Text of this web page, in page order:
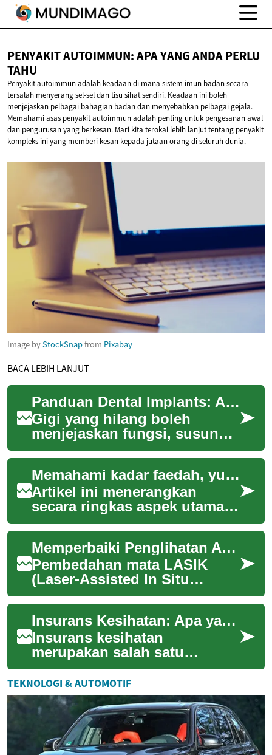
PENYAKIT AUTOIMMUN: APA YANG ANDAPERLU
TAHU
Penyakit autoimmun adalah keadaan di mana sistem imun badan secara
tersalah menyerang sel-sel dan tisu sihat sendiri. Keadaan ini boleh
menjejaskan pelbagai bahagian badan dan menyebabkan pelbagai gejala.
Memahami asas penyakit autoimmun adalah penting untuk pengesanan awal
dan pengurusan yang berkesan. Mari kita terokai lebih lanjut tentang penyakit
kompleks ini yang memberi kesan kepada jutaan orang di seluruh dunia.
Image byStockSnapfrom Pixabay
BACA LEBIH LANJUT
Panduan Dental Implants: Apa yang Perlu Anda Tahu
Gigi yang hilang boleh
menjejaskan fungsi, susunan
dan keyakinan diri, dan
dental implants kini sering
dipertimbangka...
Memahami kadar faedah, yuran dan tempoh pembiayaan: perkara perlu tahu
Artikel ini menerangkan
secara ringkas aspek utama
yang perlu difahami apabila
menggunakan kad kredit:
bagaimana kada...
Memperbaiki Penglihatan Anda: Apa Yang Perlu Diketahui
Pembedahan mata LASIK
(Laser-Assisted In Situ
Keratomileusis) telah menjadi
pilihan popular bagi individu
yang ingin ...
Insurans Kesihatan: Apa yang Perlu Anda Ketahui
Insurans kesihatan
merupakan salah satu
keperluan asas yang penting
dalam kehidupan moden. Ia
bukan sahaja memberikan...
TEKNOLOGI & AUTOMOTIF